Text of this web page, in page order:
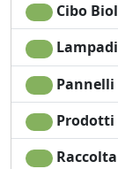
Lenzuola
Armadio o
Cibo
Pannelli
Prodotti